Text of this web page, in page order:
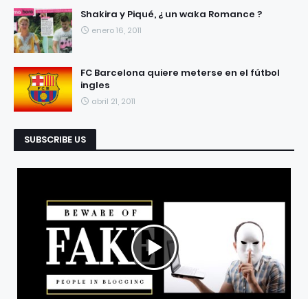
Shakira y Piqué, ¿ un waka Romance ?
enero 16, 2011
FC Barcelona quiere meterse en el fútbol
ingles
abril 21, 2011
SUBSCRIBE US